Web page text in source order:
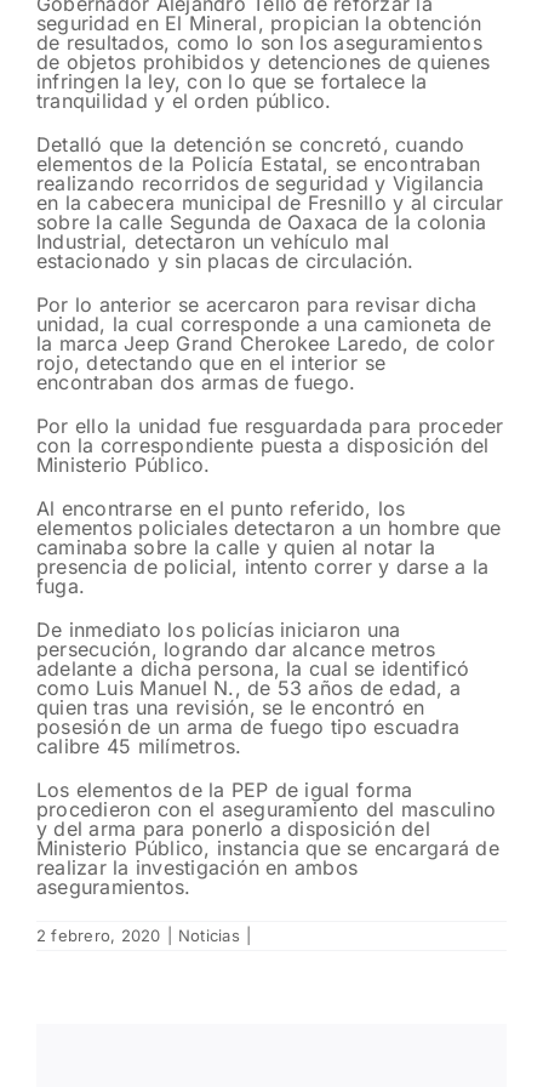
seguridad en El Mineral, propician la obtención
de resultados, como lo son los aseguramientos
de objetos prohibidos y detenciones de quienes
infringen la ley, con lo que se fortalece la
tranquilidad y el orden público.
Detalló que la detención se concretó, cuando
elementos de la Policía Estatal, se encontraban
realizando recorridos de seguridad y Vigilancia
en la cabecera municipal de Fresnillo y al circular
sobre la calle Segunda de Oaxaca de la colonia
Industrial, detectaron un vehículo mal
estacionado y sin placas de circulación.
Por lo anterior se acercaron para revisar dicha
unidad, la cual corresponde a una camioneta de
la marca Jeep Grand Cherokee Laredo, de color
rojo, detectando que en el interior se
encontraban dos armas de fuego.
Por ello la unidad fue resguardada para proceder
con la correspondiente puesta a disposición del
Ministerio Público.
Al encontrarse en el punto referido, los
elementos policiales detectaron a un hombre que
caminaba sobre la calle y quien al notar la
presencia de policial, intento correr y darse a la
fuga.
De inmediato los policías iniciaron una
persecución, logrando dar alcance metros
adelante a dicha persona, la cual se identificó
como Luis Manuel N., de 53 años de edad, a
quien tras una revisión, se le encontró en
posesión de un arma de fuego tipo escuadra
calibre 45 milímetros.
Los elementos de la PEP de igual forma
procedieron con el aseguramiento del masculino
y del arma para ponerlo a disposición del
Ministerio Público, instancia que se encargará de
realizar la investigación en ambos
aseguramientos.
2 febrero, 2020 Noticias